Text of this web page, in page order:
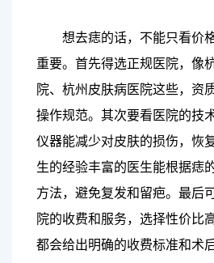
想去痣的话，不能只看价
重要。首先得选正规医院，像
院、杭州皮肤病医院这些，资
操作规范。其次要看医院的技
仪器能减少对皮肤的损伤，恢
生的经验丰富的医生能根据痣
方法，避免复发和留疤。最后
院的收费和服务，选择性价比
都会给出明确的收费标准和术